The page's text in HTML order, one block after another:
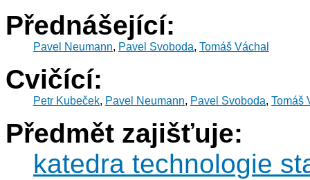
Přednášející:
Pavel Neumann, Pavel Svoboda, Tomáš Váchal
Cvičící:
Petr Kubeček, Pavel Neumann, Pavel Svoboda, Tomáš
Předmět zajišťuje:
katedra technologie